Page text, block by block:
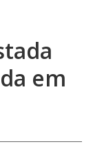
em